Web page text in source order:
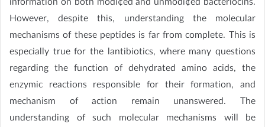
information on both modi¢ed and unmodi¢ed bacteriocins.
However, despite this, understanding the molecular
mechanisms of these peptides is far from complete. This is
especially true for the lantibiotics, where many questions
regarding the function of dehydrated amino acids, the
enzymic reactions responsible for their formation, and
mechanism of action remain unanswered. The
understanding of such molecular mechanisms will be